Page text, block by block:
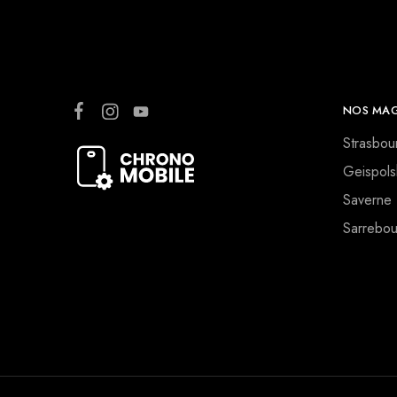
NOS
Saverne